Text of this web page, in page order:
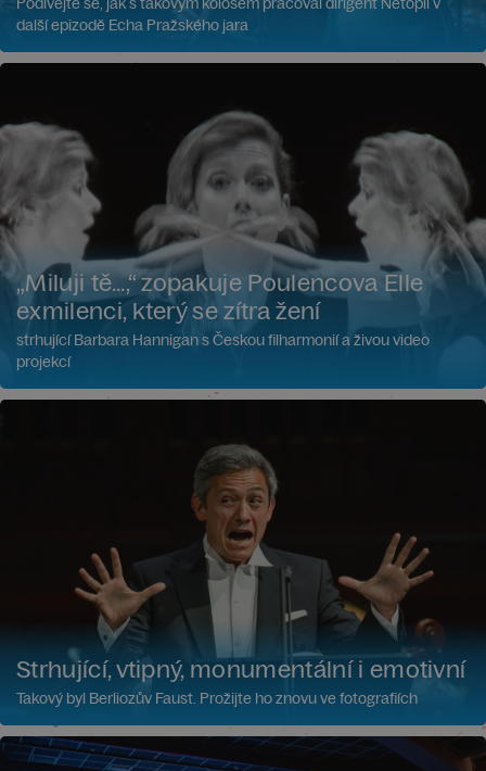
další epizodě Echa Pražského jara
„Miluji tě…,“ zopakuje Poulencova Elle
exmilenci, který se zítra žení
strhující Barbara Hannigan s Českou filharmonií a živou video
projekcí
Strhující, vtipný, monumentální i emotivní
Takový byl Berliozův Faust. Prožijte ho znovu ve fotografiích